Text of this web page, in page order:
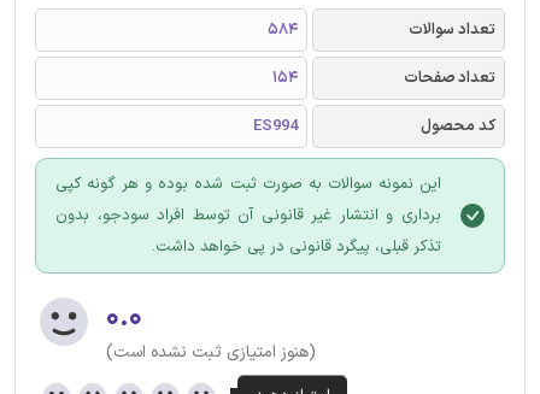
تعداد سوالات
584
تعداد صفحات
154
کد محصول
ES994
این نمونه سوالات به صورت ثبت شده بوده و هر گونه کپی
برداری و انتشار غیر قانونی آن توسط افراد سودجو، بدون
تذکر قبلی، پیگرد قانونی در پی خواهد داشت.
۰.۰
(هنوز امتیازی ثبت نشده است)